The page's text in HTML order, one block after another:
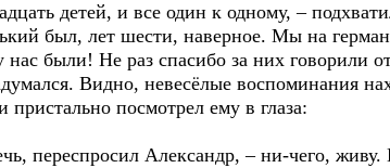
детей, и все один к одному, –
был, лет шести, наверное. Мы на
были! Не раз спасибо за них говорили
Видно, невесёлые воспоминания
посмотрел ему в глаза:
Александр, – ни-чего, живу.